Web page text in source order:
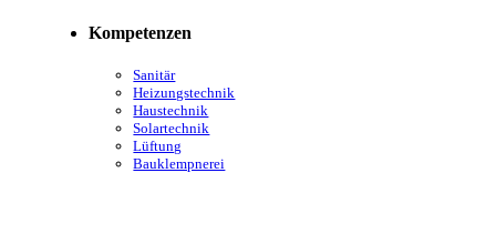
Kompetenzen
Sanitär
Heizungstechnik
Haustechnik
Solartechnik
Lüftung
Bauklempnerei